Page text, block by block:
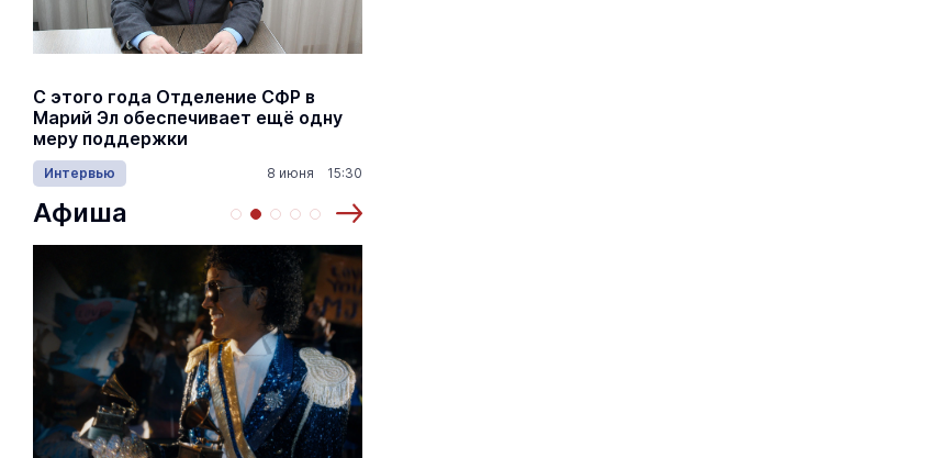
С этого года Отделение СФР в
Марий Эл обеспечивает ещё одну
меру поддержки
Интервью 8 июня 15:30
Афиша